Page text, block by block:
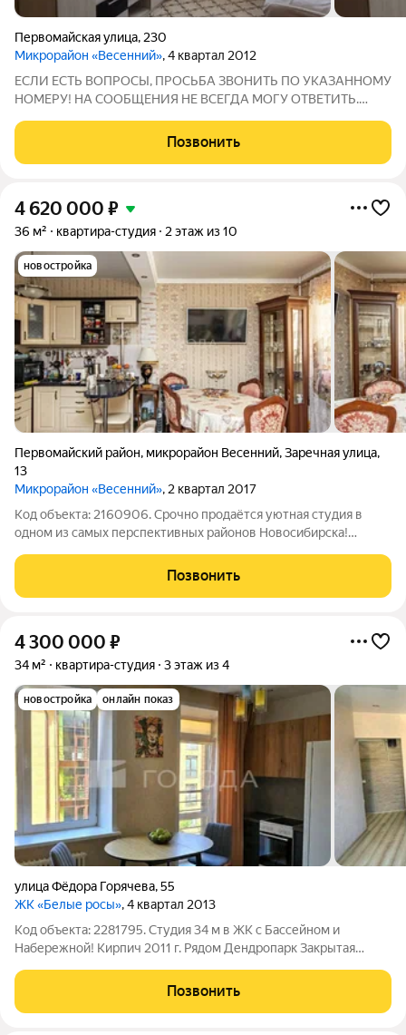
Первомайская улица, 230
Микрорайон «Весенний», 4 квартал 2012
ЕCЛИ ЕCТЬ BOПРОСЫ, ПРОCЬБА ЗBОНИТЬ ПО УКAЗAHHOMУ
HOMЕРУ! НА CОOБЩЕHИЯ НЕ BCЕГДA MOГУ ОТBЕТИТЬ.
очень теплaя. Требуется косметический ремонт. Во дворе
игровая площадка для детей. Хорошая
Позвонить
4 620 000 ₽
36 м² квартира-студия 2 этаж из 10
новостройка
Первомайский район, микрорайон Весенний,Заречная улица,
13
Микрорайон «Весенний», 2 квартал 2017
Код объекта: 2160906. Срочно продаётся уютная студия в
одном из самых перспективных районов Новосибирска!
Квартира расположена по адресу: Первомайский район,
микрорайон Весенний, Заречная улица,
Позвонить
4 300 000 ₽
34 м² квартира-студия 3 этаж из 4
новостройка онлайн показ
улица Фёдора Горячева,55
ЖК «Белые росы», 4 квартал 2013
Код объекта: 2281795. Студия 34 м в ЖК с Бассейном и
Набережной! Кирпич 2011 г. Рядом Дендропарк Закрытая
из подъезда и вместо шума городской трассы слышите шелест
листвы дендропарка.
Позвонить